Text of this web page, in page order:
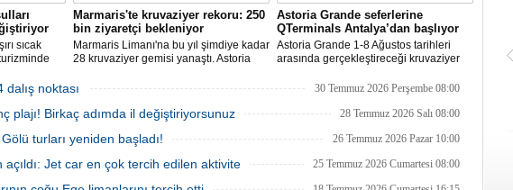
sıcak
Kuzey
deneyim
yeni
Marmaris'te kruvaziyer rekoru: 250
bin ziyaretçi bekleniyor
Marmaris Limanı'na bu yıl şimdiye kadar
28 kruvaziyer gemisi yanaştı. Astoria
sefer eklemesiyle birlikte sezon
hedefleniyor.
Astoria Grande seferlerine
QTerminals Antalya’dan başlıyor
Astoria Grande 1-8 Ağustos tarihleri
arasında gerçekleştireceği kruvaziyer
başlayacak. Şirket rotayı Rus denizcilik
kesiminde seyrüsefer güvenliğine ilişkin
dalış noktası 30 Temmuz 2026 Perşembe 08:00
plajı! Birkaç adımda il değiştiriyorsunuz 28 Temmuz 2026 Salı 08:00
turları yeniden başladı! 26 Temmuz 2026 Pazar 10:00
Jet car en çok tercih edilen aktivite 25 Temmuz 2026 Cumartesi 08:00